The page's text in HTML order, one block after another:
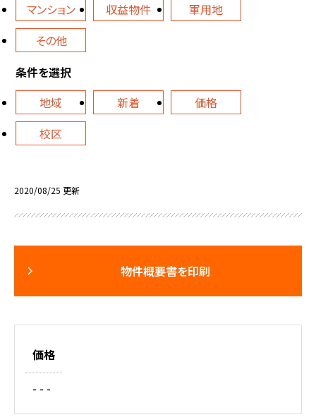
マンション
収益物件
軍用地
その他
条件を選択
地域
新着
価格
校区
2020/08/25 更新
物件概要書を印刷
価格
- - -